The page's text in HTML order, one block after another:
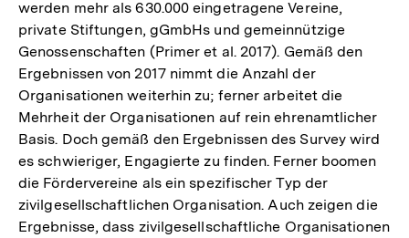
werden mehr als 630.000 eingetragene Vereine,
private Stiftungen, gGmbHs und gemeinnützige
Genossenschaften (Primer et al. 2017). Gemäß den
Ergebnissen von 2017 nimmt die Anzahl der
Organisationen weiterhin zu; ferner arbeitet die
Mehrheit der Organisationen auf rein ehrenamtlicher
Basis. Doch gemäß den Ergebnissen des Survey wird
es schwieriger, Engagierte zu finden. Ferner boomen
die Fördervereine als ein spezifischer Typ der
zivilgesellschaftlichen Organisation. Auch zeigen die
Ergebnisse, dass zivilgesellschaftliche Organisationen